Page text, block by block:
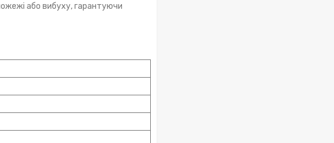
або вибуху, гарантуючи